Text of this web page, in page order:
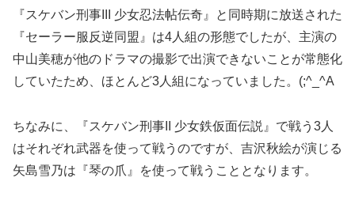
『スケバン刑事III 少女忍法帖伝奇』と同時期に放送された
『セーラー服反逆同盟』は4人組の形態でしたが、主演の
中山美穂が他のドラマの撮影で出演できないことが常態化
していたため、ほとんど3人組になっていました。(;^_^A
ちなみに、『スケバン刑事II 少女鉄仮面伝説』で戦う3人
はそれぞれ武器を使って戦うのですが、吉沢秋絵が演じる
矢島雪乃は『琴の爪』を使って戦うこととなります。